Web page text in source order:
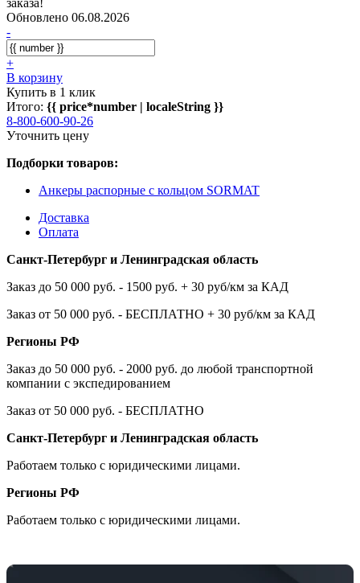
Обновлено 06.08.2026
-
+
В корзину
Купить в 1 клик
Итого: {{ price*number | localeString }}
8-800-600-90-26
Уточнить цену
Подборки товаров:
Анкеры распорные с кольцом SORMAT
Доставка
Оплата
Санкт-Петербург и Ленинградская область
Заказ до 50 000 руб. - 1500 руб. + 30 руб/км за КАД
Заказ от 50 000 руб. - БЕСПЛАТНО + 30 руб/км за КАД
Регионы РФ
Заказ до 50 000 руб. - 2000 руб. до любой транспортной
компании с экспедированием
Заказ от 50 000 руб. - БЕСПЛАТНО
Санкт-Петербург и Ленинградская область
Работаем только с юридическими лицами.
Регионы РФ
Работаем только с юридическими лицами.